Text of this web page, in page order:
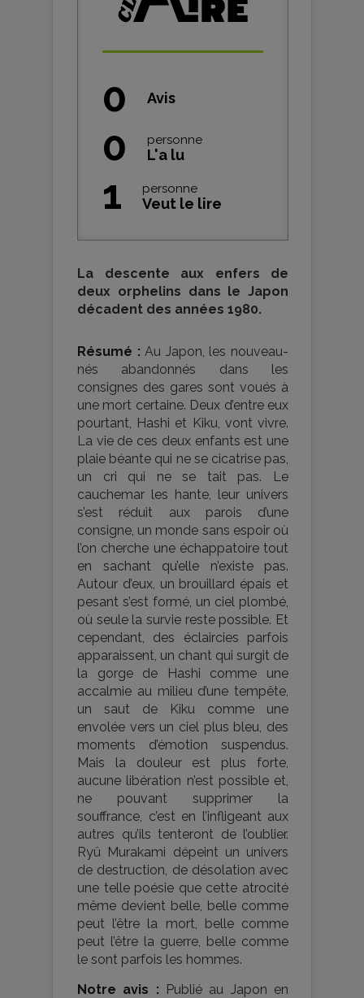
0 Avis
0 personne
L'a lu
1 personne
Veut le lire
La descente aux enfers de
deux orphelins dans le Japon
décadent des années 1980.
Résumé : Au Japon, les nouveau-
nés abandonnés dans les
consignes des gares sont voués à
une mort certaine. Deux d’entre eux
pourtant, Hashi et Kiku, vont vivre.
La vie de ces deux enfants est une
plaie béante qui ne se cicatrise pas,
un cri qui ne se tait pas. Le
cauchemar les hante, leur univers
s’est réduit aux parois d’une
consigne, un monde sans espoir où
l’on cherche une échappatoire tout
en sachant qu’elle n’existe pas.
Autour d’eux, un brouillard épais et
pesant s’est formé, un ciel plombé,
où seule la survie reste possible. Et
cependant, des éclaircies parfois
apparaissent, un chant qui surgit de
la gorge de Hashi comme une
accalmie au milieu d’une tempête,
un saut de Kiku comme une
envolée vers un ciel plus bleu, des
moments d’émotion suspendus.
Mais la douleur est plus forte,
aucune libération n’est possible et,
ne pouvant supprimer la
souffrance, c’est en l’infligeant aux
autres qu’ils tenteront de l’oublier.
Ryû Murakami dépeint un univers
de destruction, de désolation avec
une telle poésie que cette atrocité
même devient belle, belle comme
peut l’être la mort, belle comme
peut l’être la guerre, belle comme
le sont parfois les hommes.
Notre avis : Publié au Japon en